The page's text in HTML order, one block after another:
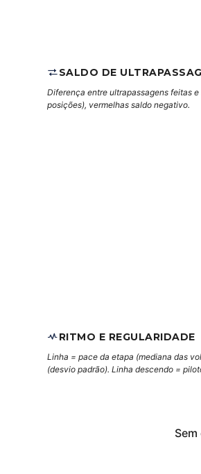
SALDO DE
Diferença entre ultrapassagens feitas
posições), vermelhas saldo negativo.
RITMO E REGULARIDADE
Linha = pace da etapa (mediana das
(desvio padrão). Linha descendo =